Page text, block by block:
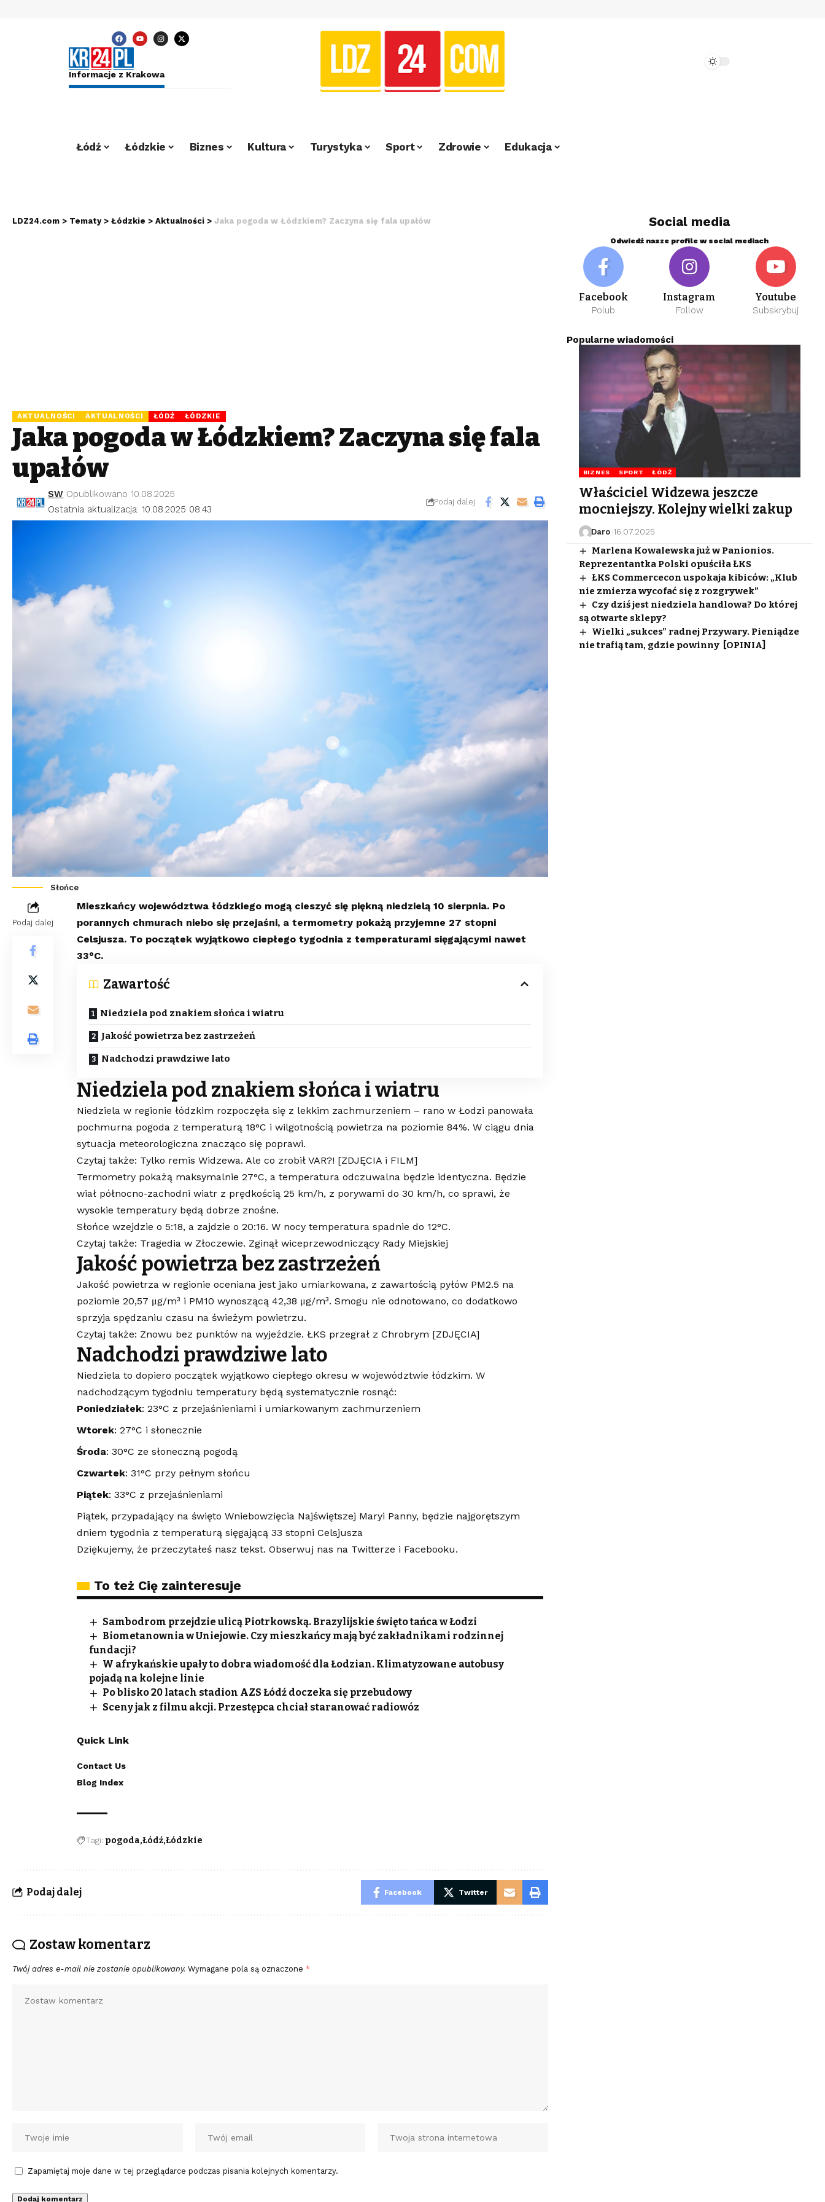
Informacje z Krakowa
Łódź Łódzkie Biznes Kultura Turystyka Sport Zdrowie Edukacja
LDZ24.com > Tematy> Łódzkie > Aktualności > Jaka pogoda w Łódzkiem? Zaczyna się fala upałów
AKTUALNOŚCI AKTUALNOŚCI ŁÓDŹ ŁÓDZKIE
Jaka pogoda w Łódzkiem? Zaczyna się fala
upałów
Ostatnia aktualizacja: 10.08.2025 08:43
SW Opublikowano 10.08.2025
Podaj dalej
Słońce
Podaj dalej
Mieszkańcy województwa łódzkiego mogą cieszyć się piękną niedzielą 10 sierpnia. Po
porannych chmurach niebo się przejaśni, a termometry pokażą przyjemne 27 stopni
Celsjusza. To początek wyjątkowo ciepłego tygodnia z temperaturami sięgającymi nawet
33°C.
Zawartość
Niedziela pod znakiem słońca i wiatru
Jakość powietrza bez zastrzeżeń
Nadchodzi prawdziwe lato
Niedziela pod znakiem słońca i wiatru
Niedziela w regionie łódzkim rozpoczęła się z lekkim zachmurzeniem – rano w Łodzi panowała
pochmurna pogoda z temperaturą 18°C i wilgotnością powietrza na poziomie 84%. W ciągu dnia
sytuacja meteorologiczna znacząco się poprawi.
Czytaj także: Tylko remis Widzewa. Ale co zrobił VAR?! [ZDJĘCIA i FILM]
Termometry pokażą maksymalnie 27°C, a temperatura odczuwalna będzie identyczna. Będzie
wiał północno-zachodni wiatr z prędkością 25 km/h, z porywami do 30 km/h, co sprawi, że
wysokie temperatury będą dobrze znośne.
Słońce wzejdzie o 5:18, a zajdzie o 20:16. W nocy temperatura spadnie do 12°C.
Czytaj także: Tragedia w Złoczewie. Zginął wiceprzewodniczący Rady Miejskiej
Jakość powietrza bez zastrzeżeń
Jakość powietrza w regionie oceniana jest jako umiarkowana, z zawartością pyłów PM2.5 na
poziomie 20,57 μg/m³ i PM10 wynoszącą 42,38 μg/m³. Smogu nie odnotowano, co dodatkowo
sprzyja spędzaniu czasu na świeżym powietrzu.
Czytaj także: Znowu bez punktów na wyjeździe. ŁKS przegrał z Chrobrym [ZDJĘCIA]
Nadchodzi prawdziwe lato
Niedziela to dopiero początek wyjątkowo ciepłego okresu w województwie łódzkim. W
nadchodzącym tygodniu temperatury będą systematycznie rosnąć:
Poniedziałek: 23°C z przejaśnieniami i umiarkowanym zachmurzeniem
Wtorek: 27°C i słonecznie
Środa: 30°C ze słoneczną pogodą
Czwartek: 31°C przy pełnym słońcu
Piątek: 33°C z przejaśnieniami
Piątek, przypadający na święto Wniebowzięcia Najświętszej Maryi Panny, będzie najgorętszym
dniem tygodnia z temperaturą sięgającą 33 stopni Celsjusza
Dziękujemy, że przeczytałeś nasz tekst. Obserwuj nas na Twitterze i Facebooku.
To też Cię zainteresuje
Sambodrom przejdzie ulicą Piotrkowską. Brazylijskie święto tańca w Łodzi
Biometanownia w Uniejowie. Czy mieszkańcy mają być zakładnikami rodzinnej
fundacji?
W afrykańskie upały to dobra wiadomość dla Łodzian. Klimatyzowane autobusy
pojadą na kolejne linie
Po blisko 20 latach stadion AZS Łódź doczeka się przebudowy
Sceny jak z filmu akcji. Przestępca chciał staranować radiowóz
Quick Link
Contact Us
Blog Index
Tagi: pogoda Łódź Łódzkie
Podaj dalej Facebook Twitter
Zostaw komentarz
Twój adres e-mail nie zostanie opublikowany. Wymagane pola są oznaczone *
Zapamiętaj moje dane w tej przeglądarce podczas pisania kolejnych komentarzy.
Social media
Odwiedź nasze profile w social mediach
Facebook
Polub
Instagram
Follow
Youtube
Subskrybuj
Popularne wiadomości
BIZNES SPORT ŁÓDŹ
Właściciel Widzewa jeszcze
mocniejszy. Kolejny wielki zakup
Daro 16.07.2025
Marlena Kowalewska już w Panionios.
Reprezentantka Polski opuściła ŁKS
ŁKS Commercecon uspokaja kibiców: „Klub
nie zmierza wycofać się z rozgrywek”
Czy dziś jest niedziela handlowa? Do której
są otwarte sklepy?
Wielki „sukces” radnej Przywary. Pieniądze
nie trafią tam, gdzie powinny [OPINIA]